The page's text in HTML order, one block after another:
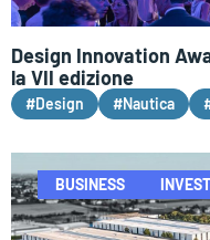
Design Innovation
la VII edizione
#Design #Nautica
BUSINESS